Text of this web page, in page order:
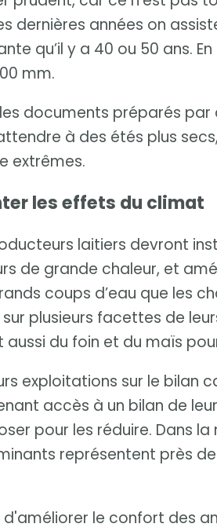
dernières années on
qu’il y a 40 ou 50 ans.
mm.
documents préparés
à des étés plus
extrêmes.
les effets du climat
laitiers devront
de grande chaleur, et
coups d’eau que les
plusieurs facettes de
du foin et du maïs
exploitations sur le bilan
accès à un bilan de
pour les réduire. Dans
représentent près
d'améliorer le confort des